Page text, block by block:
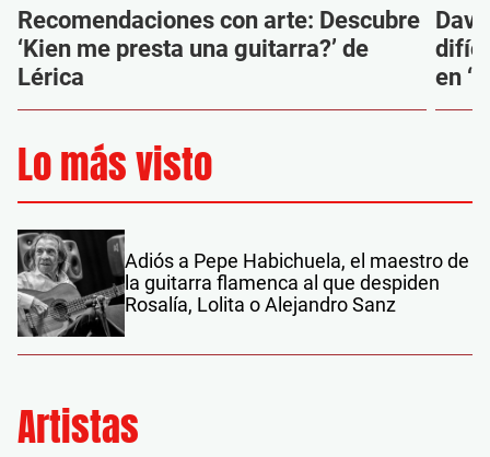
Recomendaciones con arte: Descubre
‘Kien me presta una guitarra?’ de
Lérica
en
Lo más visto
Adiós a Pepe Habichuela, el maestro de
la guitarra flamenca al que despiden
Rosalía, Lolita o Alejandro Sanz
Artistas